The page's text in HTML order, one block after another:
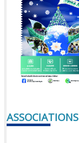
ASSOCIATIONS